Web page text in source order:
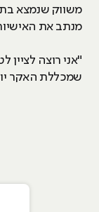
משווק שנמצא
מנתב את
"אני רוצה
שמכללת האקר